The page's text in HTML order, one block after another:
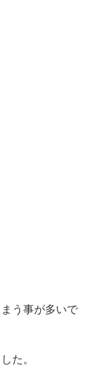
う事が多いで
た。